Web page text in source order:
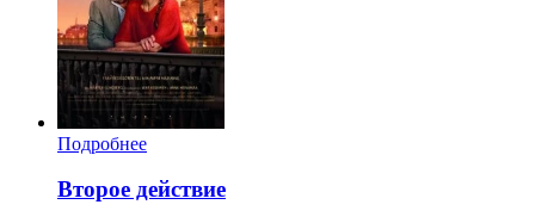
Подробнее
Второе действие